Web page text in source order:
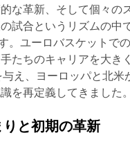
な革新、そして個々の
試合というリズムの中
す。ユーロバスケットで
たちのキャリアを大き
え、ヨーロッパと北米
を再定義してきました。
と初期の革新